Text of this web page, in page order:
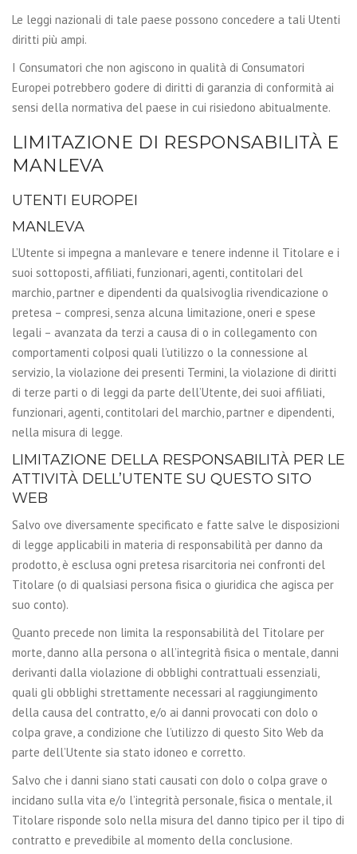
Le leggi nazionali di tale paese possono concedere a tali Utenti
diritti più ampi.
I Consumatori che non agiscono in qualità di Consumatori
Europei potrebbero godere di diritti di garanzia di conformità ai
sensi della normativa del paese in cui risiedono abitualmente.
LIMITAZIONE DI RESPONSABILITÀ E
MANLEVA
UTENTI EUROPEI
MANLEVA
L’Utente si impegna a manlevare e tenere indenne il Titolare e i
suoi sottoposti, affiliati, funzionari, agenti, contitolari del
marchio, partner e dipendenti da qualsivoglia rivendicazione o
pretesa – compresi, senza alcuna limitazione, oneri e spese
legali – avanzata da terzi a causa di o in collegamento con
comportamenti colposi quali l’utilizzo o la connessione al
servizio, la violazione dei presenti Termini, la violazione di diritti
di terze parti o di leggi da parte dell’Utente, dei suoi affiliati,
funzionari, agenti, contitolari del marchio, partner e dipendenti,
nella misura di legge.
LIMITAZIONE DELLA RESPONSABILITÀ PER LE
ATTIVITÀ DELL’UTENTE SU QUESTO SITO
WEB
Salvo ove diversamente specificato e fatte salve le disposizioni
di legge applicabili in materia di responsabilità per danno da
prodotto, è esclusa ogni pretesa risarcitoria nei confronti del
Titolare (o di qualsiasi persona fisica o giuridica che agisca per
suo conto).
Quanto precede non limita la responsabilità del Titolare per
morte, danno alla persona o all’integrità fisica o mentale, danni
derivanti dalla violazione di obblighi contrattuali essenziali,
quali gli obblighi strettamente necessari al raggiungimento
della causa del contratto, e/o ai danni provocati con dolo o
colpa grave, a condizione che l’utilizzo di questo Sito Web da
parte dell’Utente sia stato idoneo e corretto.
Salvo che i danni siano stati causati con dolo o colpa grave o
incidano sulla vita e/o l’integrità personale, fisica o mentale, il
Titolare risponde solo nella misura del danno tipico per il tipo di
contratto e prevedibile al momento della conclusione.